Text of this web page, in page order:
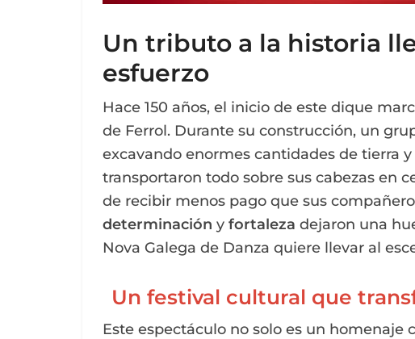
Un tributo a la historia
esfuerzo
Hace 150 años, el inicio de este dique
de Ferrol. Durante su construcción, un
excavando enormes cantidades de tierra
transportaron todo sobre sus cabezas en
de recibir menos pago que sus
determinación y fortaleza dejaron una
Nova Galega de Danza quiere llevar al
Un festival cultural que
Este espectáculo no solo es un homenaje